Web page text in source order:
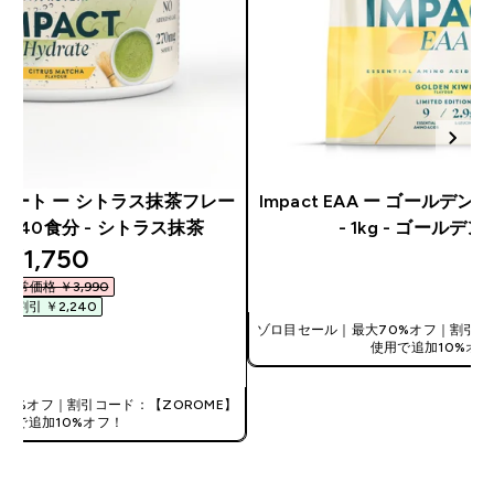
ート ー シトラス抹茶フレー
40食分 - シトラス抹茶
discounted price
¥1,750‎
通常価格 ￥3,990‎
割引 ￥2,240‎
オフ｜割引コード：【ZOROME】
で追加10%オフ！
Impact EAA ー ゴールデン
- 1kg - ゴールデン
ゾロ目セール｜最大70%オフ｜割引
使用で追加10%オ